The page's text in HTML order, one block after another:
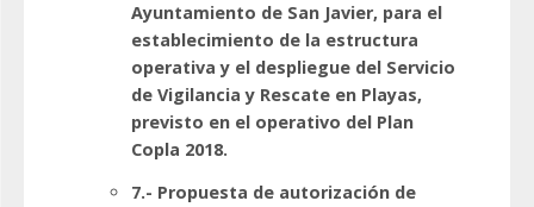
Ayuntamiento de San Javier, para el
establecimiento de la estructura
operativa y el despliegue del Servicio
de Vigilancia y Rescate en Playas,
previsto en el operativo del Plan
Copla 2018.
7.- Propuesta de autorización de